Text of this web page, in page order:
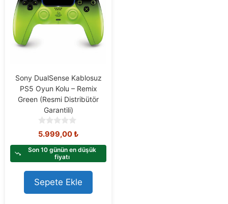
Sony DualSense Kablosuz
PS5 Oyun Kolu – Remix
Green (Resmi Distribütör
Garantili)
0
o
u
5
5.999,00₺
Son 10 günün en düşük
fiyatı
Sepete Ekle